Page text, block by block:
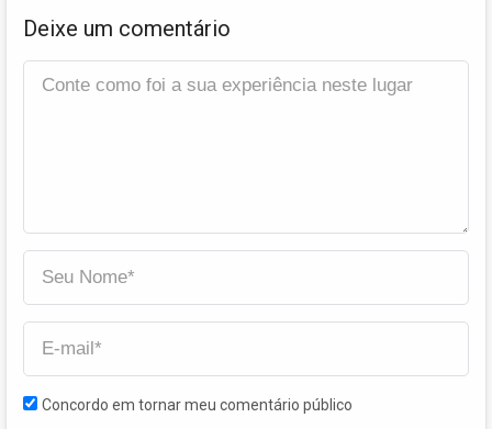
Deixe um comentário
Concordo em tornar meu comentário público